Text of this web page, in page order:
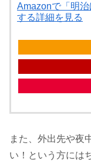
Amazonで「明
する詳細を見る
また、外出先や夜
い！という方には